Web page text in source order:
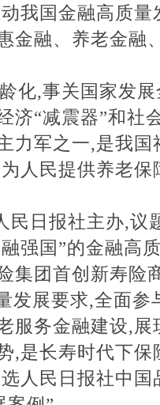
我国金融高质量
金融、养老金融
化,事关国家发
济“减震器”和社
力军之一,是我国
人民提供养老保
民日报社主办,议
强国”的金融高
集团首创新寿险
发展要求,全面参
服务金融建设,展
,是长寿时代下保
人民日报社中国